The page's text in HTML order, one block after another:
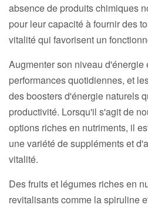
absence de produits chimiques
pour leur capacité à fournir des
vitalité qui favorisent un
Augmenter son niveau d'énergie
performances quotidiennes, et
des boosters d'énergie naturels
productivité. Lorsqu'il s'agit de
options riches en nutriments, il
une variété de suppléments et
vitalité.
Des fruits et légumes riches en
revitalisants comme la spiruline